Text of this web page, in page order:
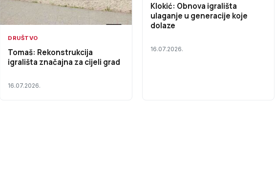
DRUŠTVO
Tomaš: Rekonstrukcija
igrališta značajna za cijeli grad
16.07.2026.
Klokić: Obnova igrališta
ulaganje u generacije koje
dolaze
16.07.2026.